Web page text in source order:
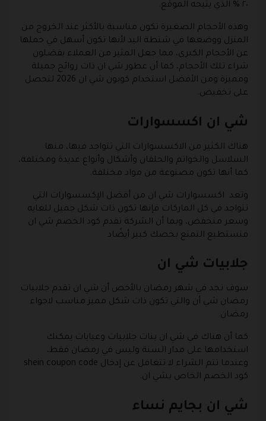
٢٠ % الذي يتيحه الموقع.
وهذه الأحجام الصغيرة تكون مناسبة بالأكثر عند الخروج من
المنزل ووضعها في شنطة اليد لأنها تكون أسهل في حملها
عن الأحجام الكبرى، مما جعل المثير من العملاء يفضلون
شراء تلك الأحجام، كما أن عطور شي ان ذات روائح جميلة
ومميزة ومن الأفضل استخدام كوبون شي ان 2026 لتحصل
على تخفيض.
شي ان اكسسوارات
هناك الكثير من الاكسسوارات التي تتواجد فيها، منها
السلاسل والخواتم والحلقان وأشكال وأنواع عديدة ومختلفة،
كما أنها تكون مصنوعة من مواد مختلفة.
وتعد اكسسوارات شي ان من أفضل الإكسسوارات التي
تتواجد في كل الماركات فإنها تكون ذات شكل جميل للغايه
وسعر منخفض، وبما أن الشركة تقدم كود الخصم شي ان
فتستطيع التمتع بخصك كبير أيضًاد
جلابيات شي ان
سوف تجد في شهر رمضان بالأخص أن شي ان تقدم جلابيات
رمضان شي أن والتي تكون ذات شكل مميز مناسب لاجواء
رمضان.
كما أن هناك في شي ان بنات جلابيات وعبايات يمكنك
استخدامها على مدار السنة وليس في رمضان فقط،
وعندما تتم الشراء لا تتغافل عن إدخال shein coupon code
كود الخصم الخاص بشي ان.
شي ان بجايم نساء